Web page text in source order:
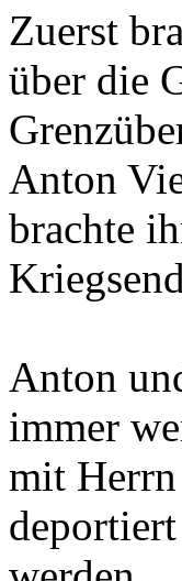
Zuerst
über die
Anton
brachte
Anton
immer
mit
werden.